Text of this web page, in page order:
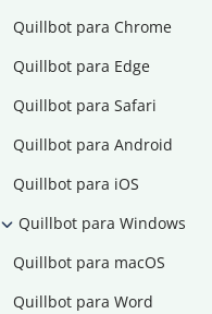
Quillbot para Chrome
Quillbot para Edge
Quillbot para Safari
Quillbot para Android
Quillbot para iOS
Quillbot para Windows
Quillbot para macOS
Quillbot para Word